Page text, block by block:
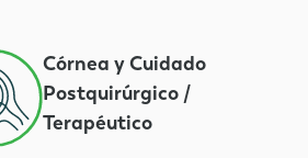
Córnea y Cuidado
Postquirúrgico /
Terapéutico